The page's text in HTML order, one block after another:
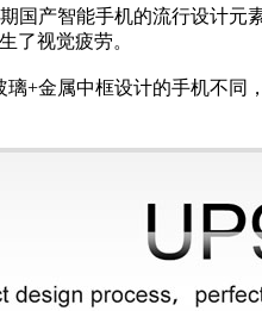
国产智能手机的流行设计元
了视觉疲劳。
璃+金属中框设计的手机不同